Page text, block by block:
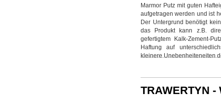
Marmor Putz mit guten
aufgetragen werden und ist
Der Untergrund benötigt
das Produkt kann z.B.
gefertigtem Kalk-Zement-
Haftung auf
kleinere Unebenheiteneiten
TRAWERTYN -